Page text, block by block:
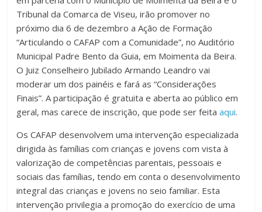
Tribunal da Comarca de Viseu, irão promover no
próximo dia 6 de dezembro a Ação de Formação
“Articulando o CAFAP com a Comunidade”, no Auditório
Municipal Padre Bento da Guia, em Moimenta da Beira.
O Juiz Conselheiro Jubilado Armando Leandro vai
moderar um dos painéis e fará as “Considerações
Finais”. A participação é gratuita e aberta ao público em
geral, mas carece de inscrição, que pode ser feitaaqui.
Os CAFAP desenvolvem uma intervenção especializada
dirigida às famílias com crianças e jovens com vista à
valorização de competências parentais, pessoais e
sociais das famílias, tendo em conta o desenvolvimento
integral das crianças e jovens no seio familiar. Esta
intervenção privilegia a promoção do exercício de uma